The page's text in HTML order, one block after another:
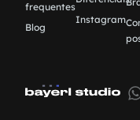
frequentes
Blog
Instagram